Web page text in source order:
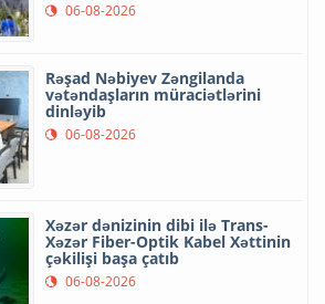
06-08-2026
Rəşad Nəbiyev Zəngilanda
vətəndaşların müraciətlərini
dinləyib
06-08-2026
Xəzər dənizinin dibi ilə Trans-
Xəzər Fiber-Optik Kabel Xəttinin
çəkilişi başa çatıb
06-08-2026